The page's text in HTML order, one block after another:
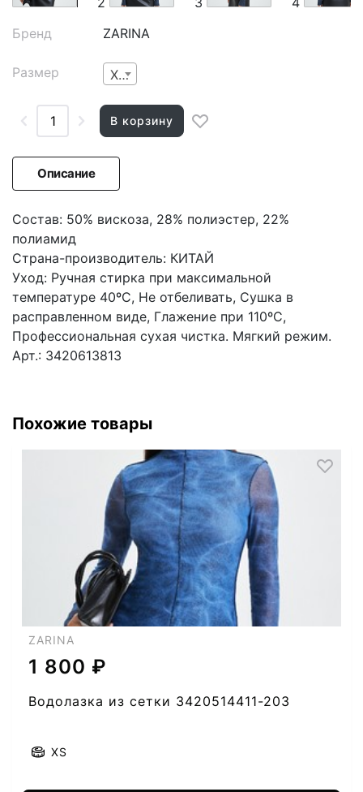
Бренд
ZARINA
Размер XS
В корзину
Описание
Состав: 50% вискоза, 28% полиэстер, 22%
полиамид
Страна-производитель: КИТАЙ
Уход: Ручная стирка при максимальной
температуре 40ºС, Не отбеливать, Сушка в
расправленном виде, Глажение при 110ºС,
Профессиональная сухая чистка. Мягкий режим.
Арт.: 3420613813
Похожие товары
ZARINA
1 800 ₽
Водолазка из сетки 3420514411-203
XS